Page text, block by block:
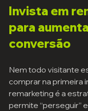
Invista em
para
conversão
Nem todo visitante
comprar na primeira
remarketing é a
permite “perseguir”